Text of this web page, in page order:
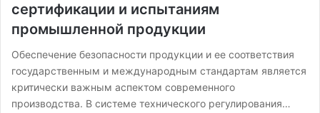
сертификации и испытаниям
промышленной продукции
Обеспечение безопасности продукции и ее соответствия
государственным и международным стандартам является
критически важным аспектом современного
производства. В системе технического регулирования…